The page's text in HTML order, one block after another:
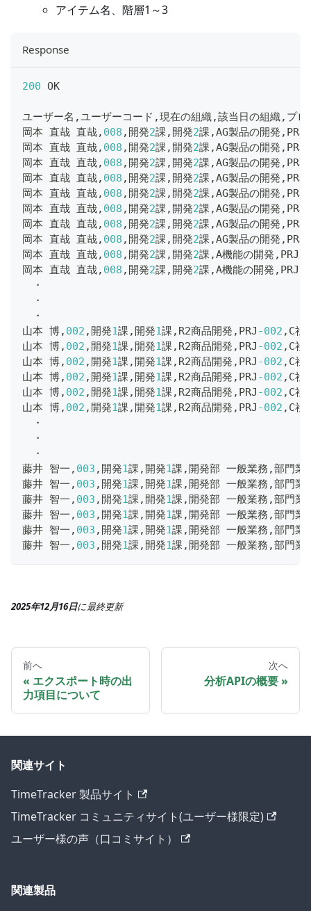
アイテム名、階層1～3
Response
200 OK
ユーザー名 ,ユーザーコード ,現在の組織,該当日の組織, プロ
岡本 直哉 直哉, 008 , 開発2課 , 開発2課 ,AG製品の開発 , PRJ
岡本 直哉 直哉, 008 , 開発2課 , 開発2課 ,AG製品の開発 , PRJ
岡本 直哉 直哉, 008 , 開発2課 , 開発2課 ,AG製品の開発 , PRJ
岡本 直哉 直哉, 008 , 開発2課 , 開発2課 ,AG製品の開発 , PRJ
岡本 直哉 直哉, 008 , 開発2課 , 開発2課 ,AG製品の開発 , PRJ
岡本 直哉 直哉, 008 , 開発2課 , 開発2課 ,AG製品の開発 , PRJ
岡本 直哉 直哉, 008 , 開発2課 , 開発2課 ,AG製品の開発 , PRJ
岡本 直哉 直哉, 008 , 開発2課 , 開発2課 ,AG製品の開発 , PRJ
岡本 直哉 直哉, 008 , 開発2課 , 開発2課 ,A機能の開発 , PRJ
岡本 直哉 直哉, 008 , 開発2課 , 開発2課 ,A機能の開発 , PRJ
・
・
・
山本 博, 002 , 開発1課 , 開発1課 , R2商品開発 , PRJ -002 , C社
山本 博, 002 , 開発1課 , 開発1課 , R2商品開発 , PRJ -002 , C社
山本 博, 002 , 開発1課 , 開発1課 , R2商品開発 , PRJ -002 , C社
山本 博, 002 , 開発1課 , 開発1課 , R2商品開発 , PRJ -002 , C社
山本 博, 002 , 開発1課 , 開発1課 , R2商品開発 , PRJ -002 , C社
山本 博, 002 , 開発1課 , 開発1課 , R2商品開発 , PRJ -002 , C社
・
・
・
藤井 智一 , 003 , 開発1課 , 開発1課 , 開発部 一般業務 ,部門業
藤井 智一 , 003 , 開発1課 , 開発1課 , 開発部 一般業務 ,部門業
藤井 智一 , 003 , 開発1課 , 開発1課 , 開発部 一般業務 ,部門業
藤井 智一 , 003 , 開発1課 , 開発1課 , 開発部 一般業務 ,部門業
藤井 智一 , 003 , 開発1課 , 開発1課 , 開発部 一般業務 ,部門業
藤井 智一 , 003 , 開発1課 , 開発1課 , 開発部 一般業務 ,部門業
2025年12月16日に最終更新
前へ
エクスポート時の出
力項目について
次へ
分析APIの概要
関連サイト
TimeTracker 製品サイト
TimeTracker コミュニティサイト(ユーザー様限定)
ユーザー様の声（口コミサイト）
関連製品